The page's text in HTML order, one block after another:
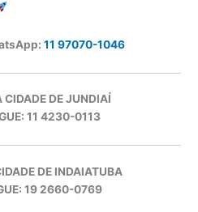
11 97070-1046
CIDADE DE JUNDIAÍ
11 4230-0113
DE INDAIATUBA
19 2660-0769